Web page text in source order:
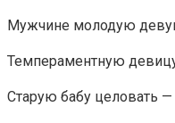
Мужчине молодую
Темпераментную
Старую бабу целовать —